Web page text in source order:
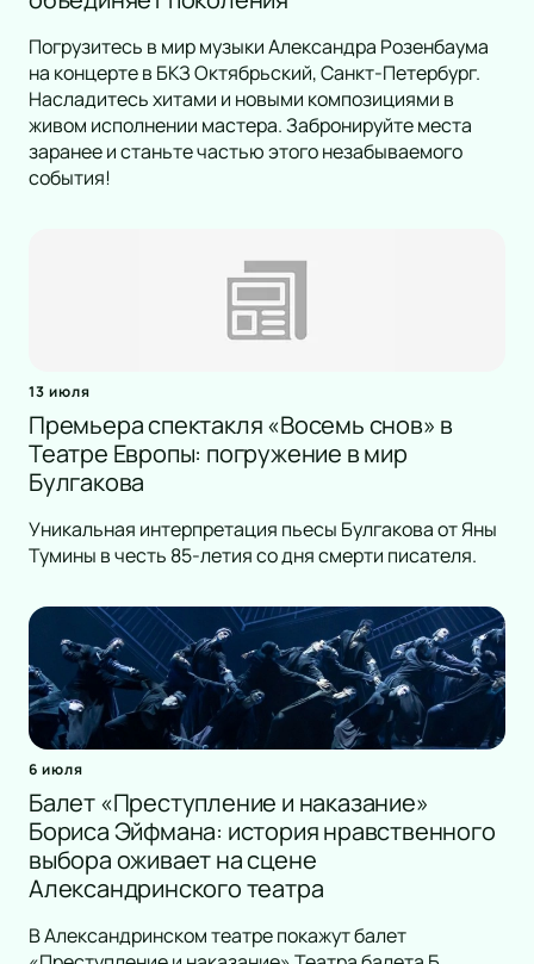
Погрузитесь в мир музыки Александра Розенбаума
на концерте в БКЗ Октябрьский, Санкт-Петербург.
Насладитесь хитами и новыми композициями в
живом исполнении мастера. Забронируйте места
заранее и станьте частью этого незабываемого
события!
13 июля
Премьера спектакля «Восемь снов» в
Театре Европы: погружение в мир
Булгакова
Уникальная интерпретация пьесы Булгакова от Яны
Тумины в честь 85-летия со дня смерти писателя.
6 июля
Балет «Преступление и наказание»
Бориса Эйфмана: история нравственного
выбора оживает на сцене
Александринского театра
В Александринском театре покажут балет